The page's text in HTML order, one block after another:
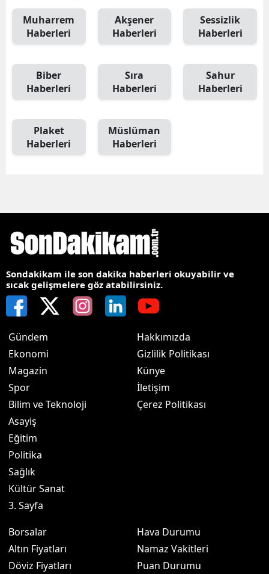
Muharrem
Haberleri
Akşener
Haberleri
Sessizlik
Haberleri
Biber
Haberleri
Sıra
Haberleri
Sahur
Haberleri
Plaket
Haberleri
Müslüman
Haberleri
Sondakikam ile son dakika haberleri okuyabilir ve
sıcak gelişmelere göz atabilirsiniz.
Gündem
Ekonomi
Magazin
Spor
Bilim ve Teknoloji
Asayiş
Eğitim
Politika
Sağlık
Kültür Sanat
3. Sayfa
Hakkımızda
Gizlilik Politikası
Künye
İletişim
Çerez Politikası
Borsalar
Altın Fiyatları
Döviz Fiyatları
Hava Durumu
Namaz Vakitleri
Puan Durumu